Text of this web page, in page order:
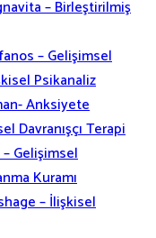
– Birleştirilmiş
– Gelişimsel
Psikanaliz
Anksiyete
Davranışçı Terapi
Gelişimsel
Kuramı
– İlişkisel